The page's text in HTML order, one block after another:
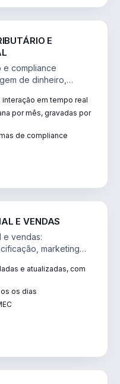
E
e compliance
de dinheiro,
interação em tempo real
por mês, gravadas por
de compliance
E VENDAS
e vendas:
marketing
e atualizadas, com
os dias